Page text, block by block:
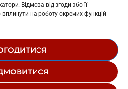
Відмова від згоди або її
на роботу окремих функцій
ПОЛЮС»